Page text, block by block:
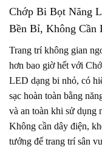
Chớp Bi Bọt Năng
Bền Bỉ, Không Cần
Trang trí không gian
hơn bao giờ hết với
LED dạng bi nhỏ, có
sạc hoàn toàn bằng
và an toàn khi sử dụng
Không cần dây điện,
tưởng để trang trí sân